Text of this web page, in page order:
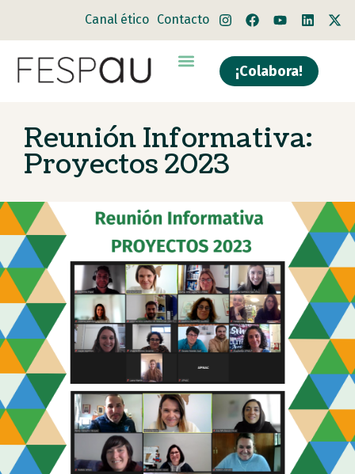
Canal ético Contacto
¡Colabora!
Reunión Informativa:
Proyectos 2023